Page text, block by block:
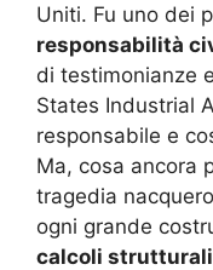
Uniti. Fu uno dei
responsabilità
di testimonianze
States Industrial
responsabile e
Ma, cosa ancora
tragedia
ogni grande
calcoli